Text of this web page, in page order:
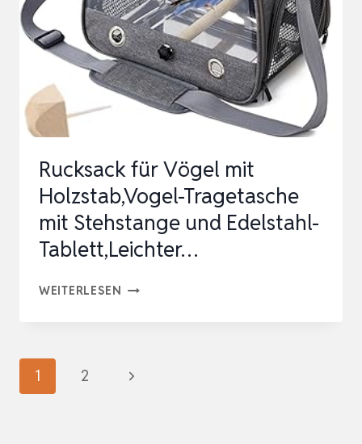
TRÄGER
VOGEL
TRANSPORTTASCHE,
WASSERDICHTE
Rucksack für Vögel mit
Holzstab,Vogel-Tragetasche
mit Stehstange und Edelstahl-
Tablett,Leichter…
WEITERLESEN RUCKSACK
HOLZSTAB,VOGEL-
Seitennavigation
1 2
Nächste